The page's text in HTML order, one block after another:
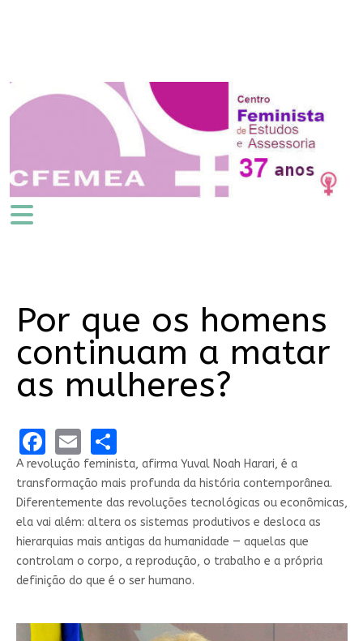
Por que os homens
continuam a matar
as mulheres?
Facebook
EmailShare
A revolução feminista, afirma Yuval Noah Harari, é a
transformação mais profunda da história contemporânea.
Diferentemente das revoluções tecnológicas ou econômicas,
ela vai além: altera os sistemas produtivos e desloca as
hierarquias mais antigas da humanidade — aquelas que
controlam o corpo, a reprodução, o trabalho e a própria
definição do que é o ser humano.